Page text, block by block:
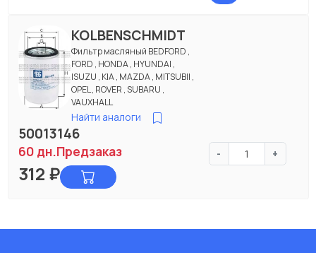
KOLBENSCHMIDT
Фильтр масляный BEDFORD ,
FORD , HONDA , HYUNDAI ,
ISUZU , KIA , MAZDA , MITSUBII ,
OPEL , ROVER , SUBARU ,
VAUXHALL
Найти аналоги
50013146
60 дн.Предзаказ - +
312 ₽